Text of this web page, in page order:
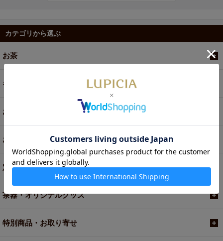
カテゴリから選ぶ
お茶
ギフト
お菓子・食品・飲料
お買い得商品
定期便
茶器・オリジナルグッズ
特別商品・お取り寄せ